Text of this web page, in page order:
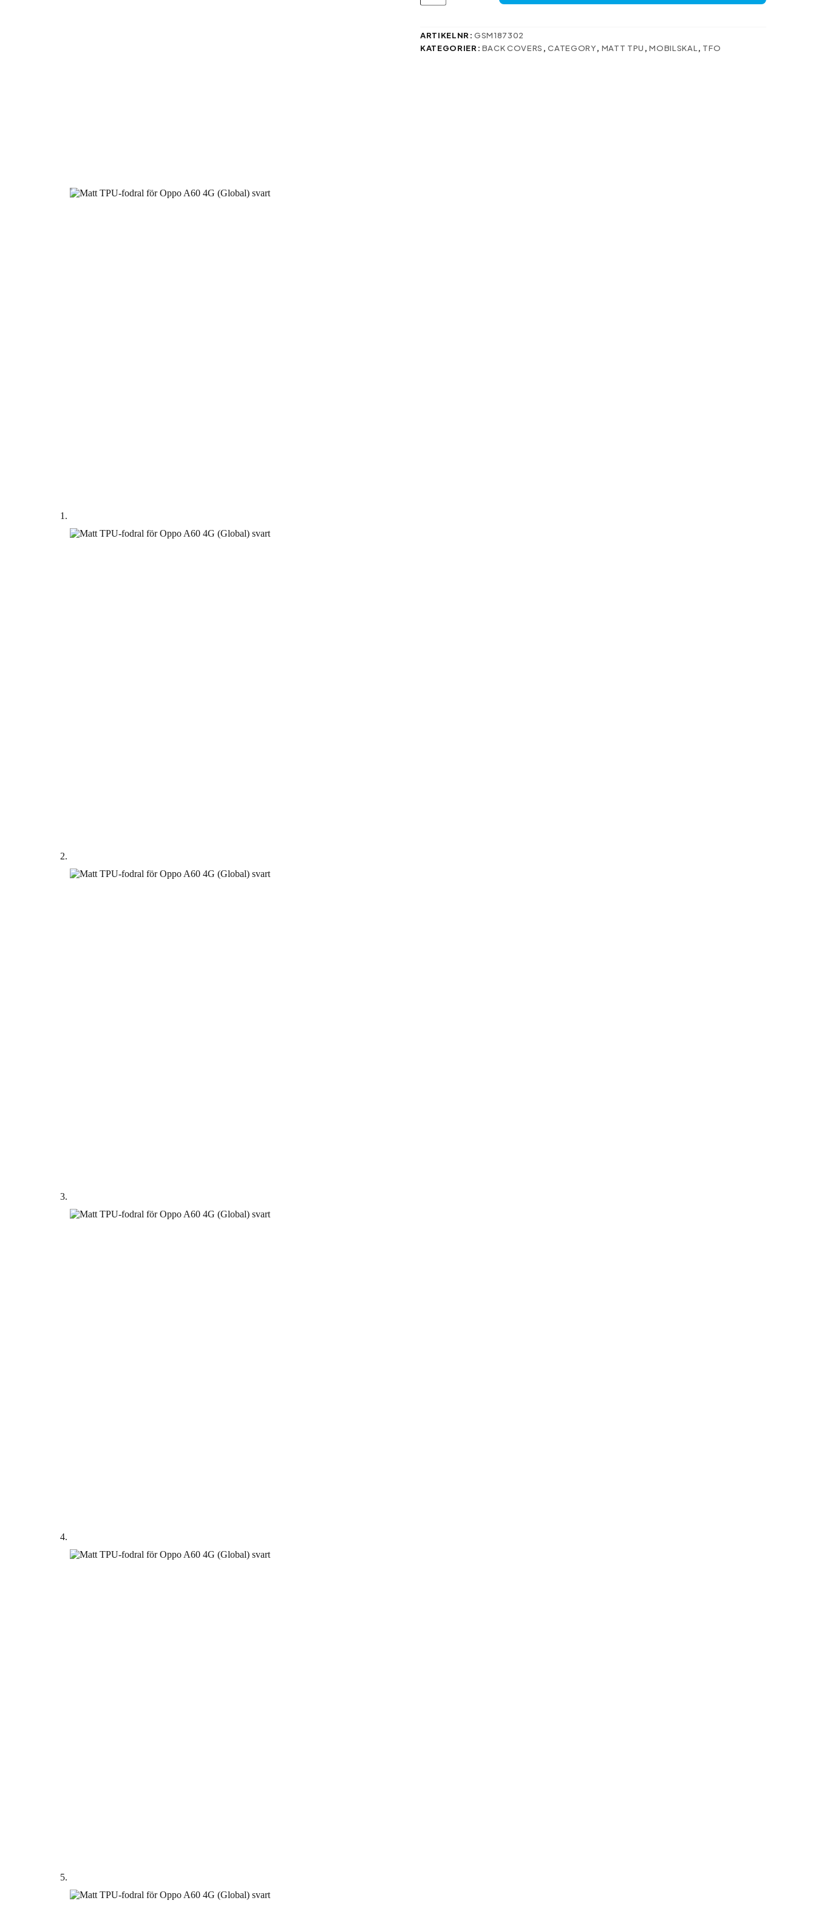
A60
4G
ARTIKELNR:GSM187302
KATEGORIER: BACK COVERS ,CATEGORY, MATT TPU ,MOBILSKAL , TFO